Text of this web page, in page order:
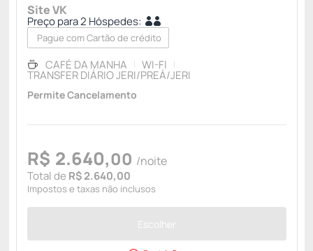
Site VK
Preço para 2 Hóspedes:
Pague com Cartão de crédito
CAFÉ DA MANHA WI-FI
TRANSFER DIÁRIO JERI/PREÁ/JERI
Permite Cancelamento
R$ 2.640,00 /noite
Total de R$ 2.640,00
Impostos e taxas não inclusos
Escolher